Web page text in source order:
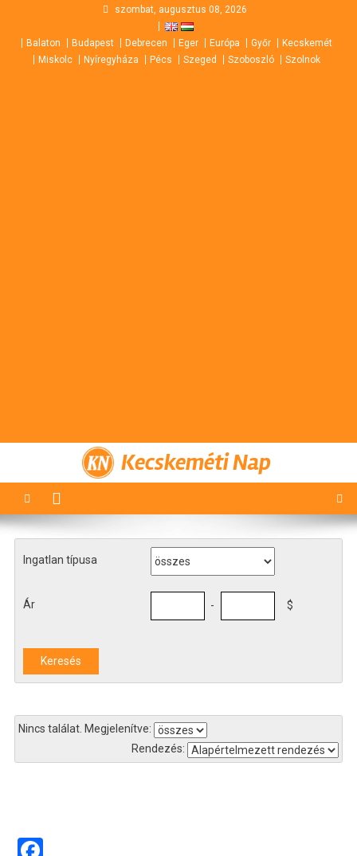
content
szombat, augusztus 08, 2026
Balaton Budapest Debrecen Eger Európa Győr
Kecskemét
Miskolc
Nyíregyháza Pécs Szeged Szoboszló Szolnok
Kecskeméti Nap
Ingatlan típusa
Ár - $
Nincs találat. Megjelenítve:
Rendezés:
navigáció